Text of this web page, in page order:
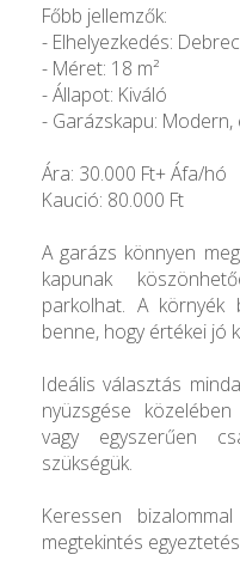
Főbb jellemzők:
- Elhelyezkedés:
- Méret: 18 m²
- Állapot: Kiváló
- Garázskapu:
Ára: 30.000 Ft+ Áfa/hó
Kaució: 80.000 Ft
A garázs könnyen
kapunak
parkolhat. A környék
benne, hogy értékei jó
Ideális választás
nyüzsgése
vagy egyszerűen
szükségük.
Keressen
megtekintés